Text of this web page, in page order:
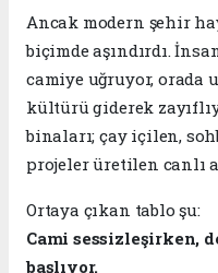
Ancak modern şehir
biçimde aşındırdı.
camiye uğruyor, orada
kültürü giderek
binaları; çay içilen,
projeler üretilen canlı
Ortaya çıkan tablo şu:
Cami sessizleşirken,
başlıyor.